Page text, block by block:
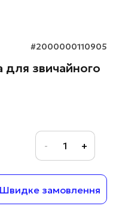
#2000000110905
для звичайного
Швидке замовлення